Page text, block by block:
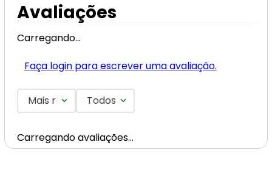
Avaliações
Carregando…
Faça login para escrever uma avaliação.
Mais recentesTodos
Carregando avaliações…